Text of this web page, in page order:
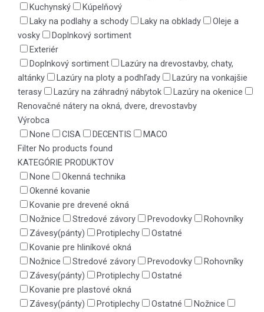
Kuchynský
Kúpelňový
Laky na podlahy a schody
Laky na obklady
Oleje a
vosky
Doplnkový sortiment
Exteriér
Doplnkový sortiment
Lazúry na drevostavby, chaty,
altánky
Lazúry na ploty a podhľady
Lazúry na vonkajšie
terasy
Lazúry na záhradný nábytok
Lazúry na okenice
Renovačné nátery na okná, dvere, drevostavby
Výrobca
None
CISA DECENTIS
MACO
FilterNo products found
KATEGÓRIE PRODUKTOV
None
Okenná technika
Okenné kovanie
Kovanie pre drevené okná
Nožnice
Stredové závory Prevodovky
Rohovníky
Závesy(pánty)
Protiplechy
Ostatné
Kovanie pre hliníkové okná
Nožnice
Stredové závory Prevodovky
Rohovníky
Závesy(pánty)
Protiplechy
Ostatné
Kovanie pre plastové okná
Závesy(pánty)
Protiplechy Ostatné Nožnice